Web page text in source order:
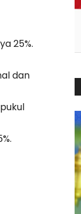
25%.
dan